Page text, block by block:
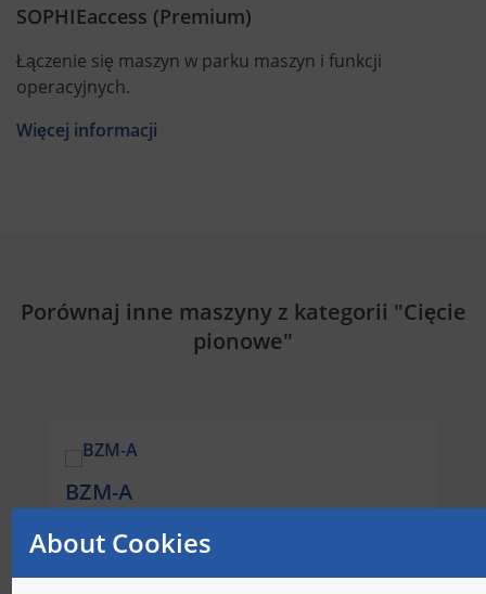
SOPHIEaccess (Premium)
Łączenie się maszyn w parku maszyn i funkcji
operacyjnych.
Więcej informacji
Porównaj inne maszyny z kategorii "Cięcie
pionowe"
BZM-A
Ablängen, Besäumen, Zurichten und Aufteilen
von Blöcken, schnelles Modell (40m/min),
About Cookies